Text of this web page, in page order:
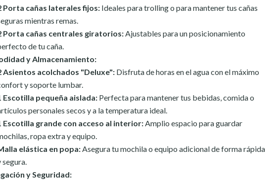
Porta cañas laterales fijos: Ideales para trolling o para mantener tus cañas
mientras remas.
Porta cañas centrales giratorios:Ajustables para un posicionamiento
de tu caña.
y Almacenamiento:
Asientos acolchados "Deluxe": Disfruta de horas en el agua con el máximo
y soporte lumbar.
Escotilla pequeña aislada: Perfecta para mantener tus bebidas, comida o
personales secos y a la temperatura ideal.
Escotilla grande con acceso al interior:Amplio espacio para guardar
ropa extra y equipo.
elástica en popa:Asegura tu mochila o equipo adicional de forma rápida
segura.
y Seguridad: